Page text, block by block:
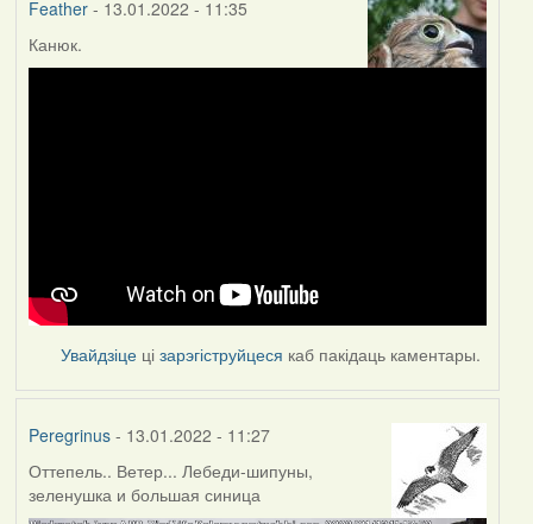
Feather- 13.01.2022 - 11:35
Канюк.
Увайдзіце цізарэгіструйцеся каб пакідаць каментары.
Peregrinus- 13.01.2022 - 11:27
Оттепель.. Ветер... Лебеди-шипуны,
зеленушка и большая синица